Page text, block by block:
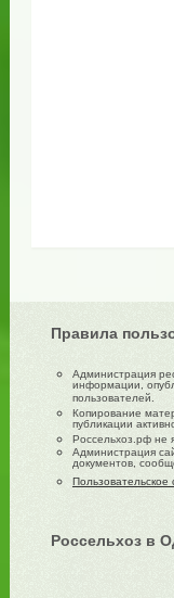
Правила
Администрация
информации,
пользователей.
Копирование
публикации
Россельхоз.рф не
Администрация
документов,
Россельхоз в